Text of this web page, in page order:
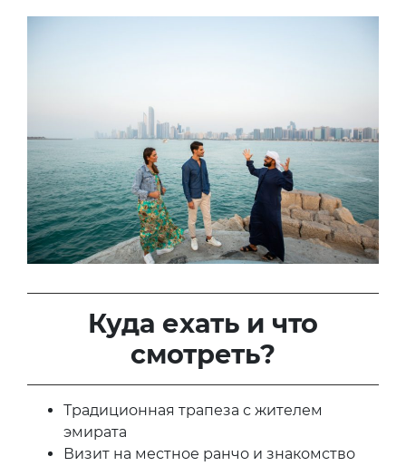
Куда ехать и что
смотреть?
Традиционная трапеза с жителем
эмирата
Визит на местное ранчо и знакомство